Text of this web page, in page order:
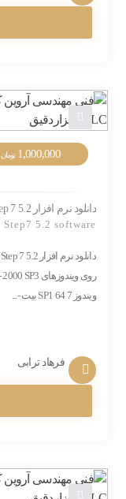
1,000,000 تومان
دانلود نرم افزار Step 7 5.2
Step7 5.2 software
ویندوز 7 SP1 64 بیت -...
فرهاد ترابی